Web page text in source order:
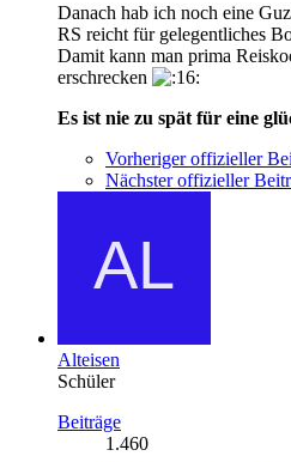
Danach hab ich noch eine
RS reicht für gelegentliches
Damit kann man prima
erschrecken
Es ist nie zu spät für eine
Vorheriger offizieller
Nächster offizieller
Alteisen
Schüler
Beiträge
1.460